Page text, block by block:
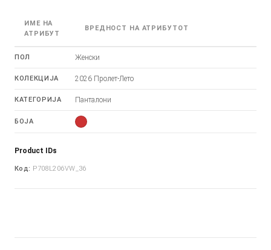
ИМЕ НА
АТРИБУТ
ВРЕДНОСТ НА АТРИБУТОТ
ПОЛ Женски
КОЛЕКЦИЈА 2026 Пролет-Лето
КАТЕГОРИЈА Панталони
БОЈА
Product IDs
Код: P708L206VW_36